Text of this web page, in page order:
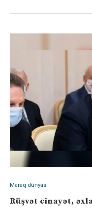
Maraq dünyası
Rüşvət cinayət,